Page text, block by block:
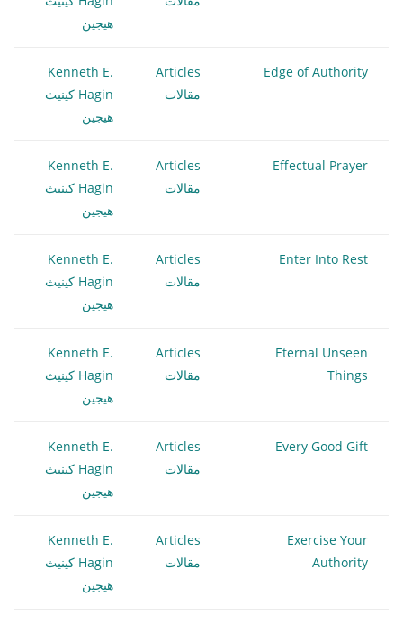
هيجين
Edge of Authority
Articles
مقالات
Kenneth E.
Hagin كينيث
هيجين
Effectual Prayer
Articles
مقالات
Kenneth E.
Hagin كينيث
هيجين
Enter Into Rest
Articles
مقالات
Kenneth E.
Hagin كينيث
هيجين
Eternal Unseen
Things
Articles
مقالات
Kenneth E.
Hagin كينيث
هيجين
Every Good Gift
Articles
مقالات
Kenneth E.
Hagin كينيث
هيجين
Exercise Your
Authority
Articles
مقالات
Kenneth E.
Hagin كينيث
هيجين